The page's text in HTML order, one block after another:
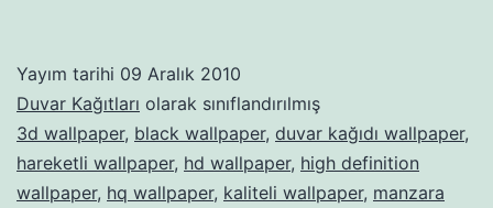
Yayım tarihi 09 Aralık 2010
Duvar Kağıtları olarak sınıflandırılmış
3d wallpaper, black wallpaper, duvar kağıdı wallpaper,
hareketli wallpaper, hd wallpaper, high definition
wallpaper, hq wallpaper, kaliteli wallpaper, manzara